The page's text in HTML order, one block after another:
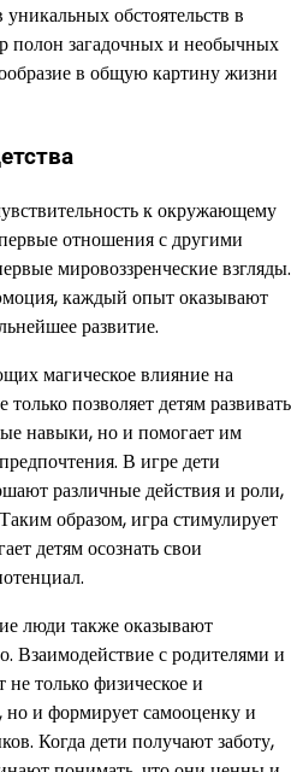
обстоятельств в
загадочных и необычных
в общую картину жизни
к окружающему
отношения с другими
мировоззренческие взгляды.
каждый опыт оказывают
развитие.
магическое влияние на
только позволяет детям развивать
навыки, но и помогает им
В игре дети
различные действия и роли,
образом, игра стимулирует
детям осознать свои
люди также оказывают
Взаимодействие с родителями и
только физическое и
но и формирует самооценку и
Когда дети получают заботу,